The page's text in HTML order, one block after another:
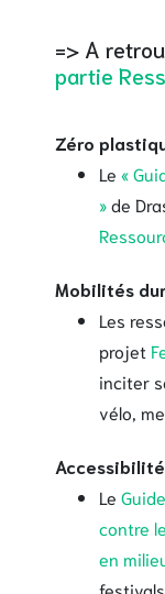
=> A
partie
Zéro
Le «
»de
Mobilités
Les
projet
inciter
vélo,
Le
contre
en
festivals